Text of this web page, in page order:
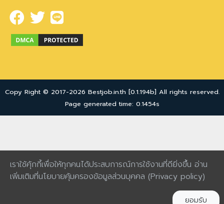
เราใช้คุ้กกี้เพื่อให้ทุกคนได้ประสบการณ์การใช้งานที่ดียิ่งขึ้น อ่าน
เพิ่มเติมที่นโยบายคุ้มครองข้อมูลส่วนบุคคล (Privacy policy)
ยอมรับ
Copy Right © 2017-2026 Bestjob.in.th [0.1.194b] All rights reserved.
Page generated time: 0.1454s